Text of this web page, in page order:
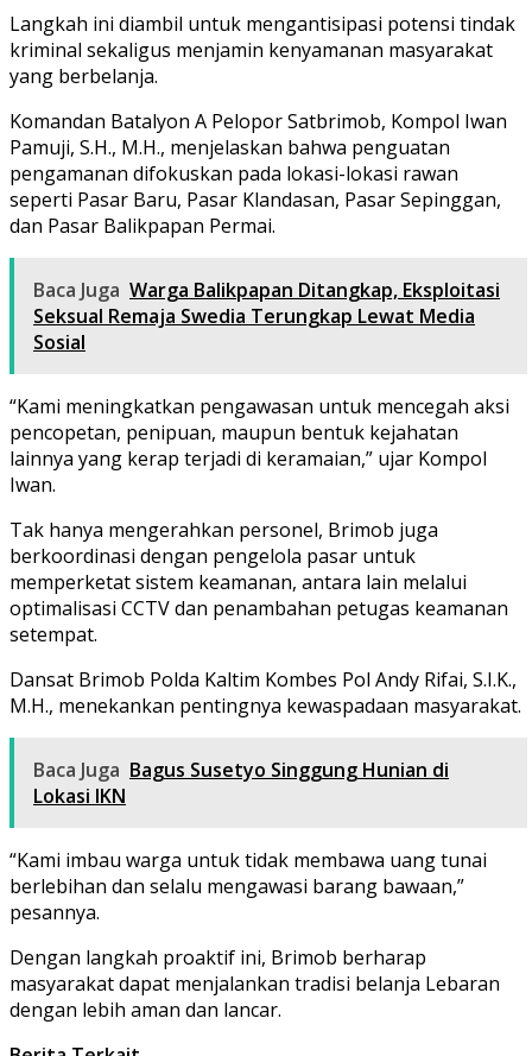
Langkah ini diambil untuk mengantisipasi potensi tindak
kriminal sekaligus menjamin kenyamanan masyarakat
yang berbelanja.
Komandan Batalyon A Pelopor Satbrimob, Kompol Iwan
Pamuji, S.H., M.H., menjelaskan bahwa penguatan
pengamanan difokuskan pada lokasi-lokasi rawan
seperti Pasar Baru, Pasar Klandasan, Pasar Sepinggan,
dan Pasar Balikpapan Permai.
Baca Juga Warga Balikpapan Ditangkap, Eksploitasi
Seksual Remaja Swedia Terungkap Lewat Media
Sosial
“Kami meningkatkan pengawasan untuk mencegah aksi
pencopetan, penipuan, maupun bentuk kejahatan
lainnya yang kerap terjadi di keramaian,” ujar Kompol
Iwan.
Tak hanya mengerahkan personel, Brimob juga
berkoordinasi dengan pengelola pasar untuk
memperketat sistem keamanan, antara lain melalui
optimalisasi CCTV dan penambahan petugas keamanan
setempat.
Dansat Brimob Polda Kaltim Kombes Pol Andy Rifai, S.I.K.,
M.H., menekankan pentingnya kewaspadaan masyarakat.
Baca Juga Bagus Susetyo Singgung Hunian di
Lokasi IKN
“Kami imbau warga untuk tidak membawa uang tunai
berlebihan dan selalu mengawasi barang bawaan,”
pesannya.
Dengan langkah proaktif ini, Brimob berharap
masyarakat dapat menjalankan tradisi belanja Lebaran
dengan lebih aman dan lancar.